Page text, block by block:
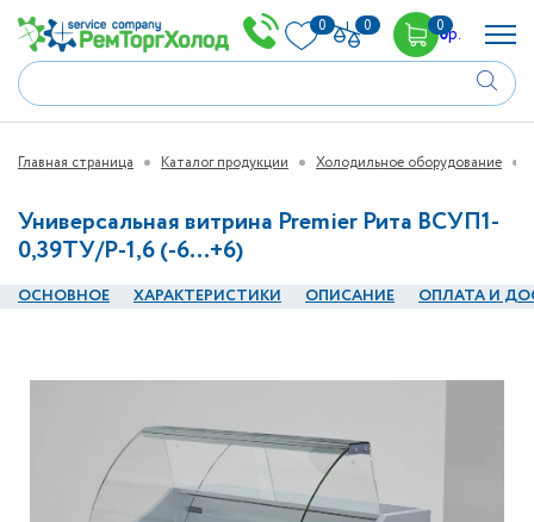
0 0 00р.
Главная страница Каталог продукции Холодильное оборудование
Универсальная витрина Premier Рита ВСУП1-
0,39ТУ/Р-1,6 (-6…+6)
ОСНОВНОЕ ХАРАКТЕРИСТИКИ ОПИСАНИЕ ОПЛАТА И